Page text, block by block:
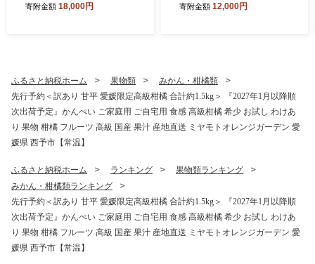
柑 訳あり 果物 くだもの フル
寄附金額 18,000円
＞ 約15～30個入り 訳あり 柑
寄附金額 12,000円
ふるさと納税ホーム 果物類
みかん・柑橘類
先行予約＜訳あり 甘平 愛媛限定高級柑橘 合計約1.5kg＞ 『2027年1月以降順
次出荷予定』かんぺい ご家庭用 ご自宅用 食感 高級柑橘 希少 お試し わけあ
り 果物 柑橘 フルーツ 高級 国産 果汁 産地直送 ミヤモトオレンジガーデン 愛
媛県 西予市【常温】
ふるさと納税ホーム ランキング
果物類ランキング
みかん・柑橘類ランキング
先行予約＜訳あり 甘平 愛媛限定高級柑橘 合計約1.5kg＞ 『2027年1月以降順
次出荷予定』かんぺい ご家庭用 ご自宅用 食感 高級柑橘 希少 お試し わけあ
り 果物 柑橘 フルーツ 高級 国産 果汁 産地直送 ミヤモトオレンジガーデン 愛
媛県 西予市【常温】